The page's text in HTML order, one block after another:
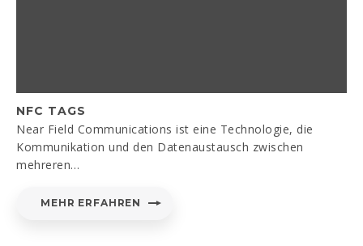
NFC TAGS
Near Field Communications ist eine Technologie, die
Kommunikation und den Datenaustausch zwischen
mehreren…
MEHR ERFAHREN